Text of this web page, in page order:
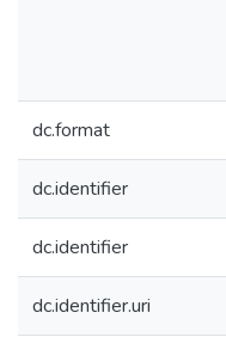
dc.format
dc.identifier
dc.identifier
dc.identifier.uri